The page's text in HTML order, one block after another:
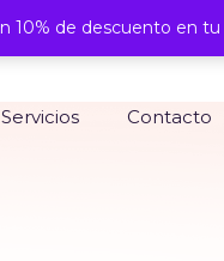
Servicios Contacto
10% de descuento en tu